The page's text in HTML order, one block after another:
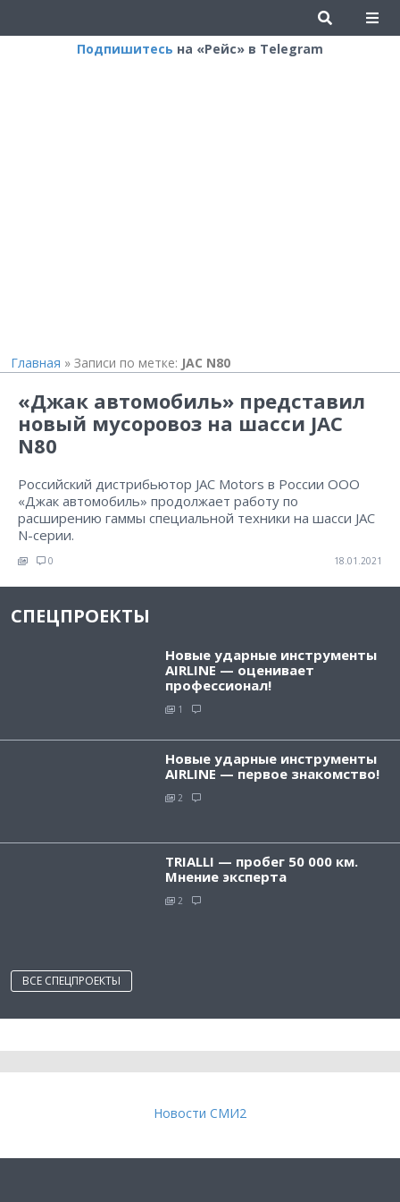
Подпишитесь на «Рейс» в Telegram
Главная » Записи по метке: JAC N80
«Джак автомобиль» представил
новый мусоровоз на шасси JAC
N80
Российский дистрибьютор JAC Motors в России ООО
«Джак автомобиль» продолжает работу по
расширению гаммы специальной техники на шасси JAC
N-серии.
0 18.01.2021
СПЕЦПРОЕКТЫ
Новые ударные инструменты
AIRLINE — оценивает
профессионал!
1
Новые ударные инструменты
AIRLINE — первое знакомство!
2
TRIALLI — пробег 50 000 км.
Мнение эксперта
2
ВСЕ СПЕЦПРОЕКТЫ
Новости СМИ2